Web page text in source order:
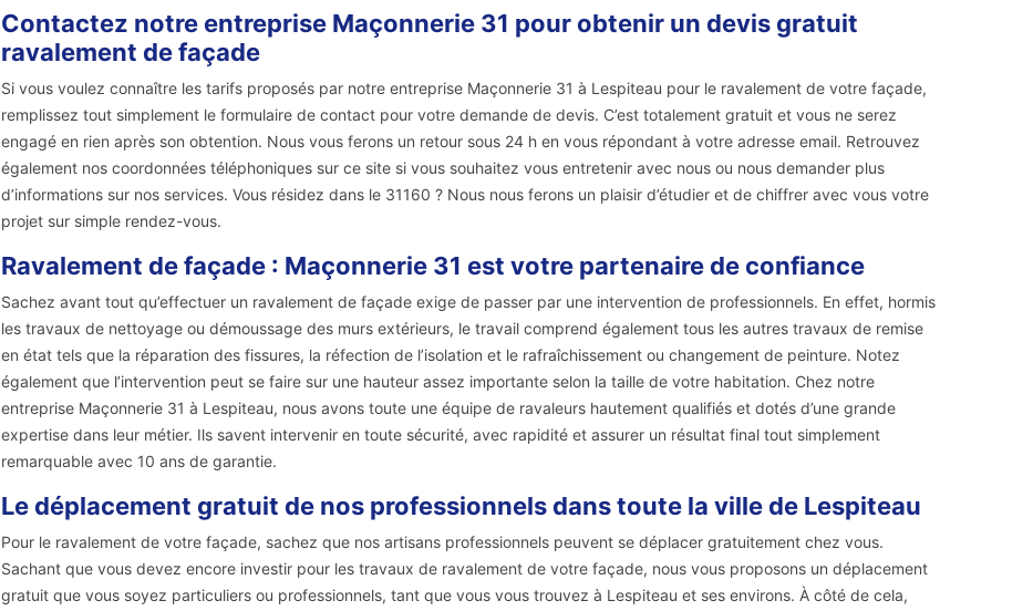
Contactez notre entreprise Maçonnerie 31 pour obtenir un devis gratuit
ravalement de façade
Si vous voulez connaître les tarifs proposés par notre entreprise Maçonnerie 31 à Lespiteau pour le ravalement de votre façade,
remplissez tout simplement le formulaire de contact pour votre demande de devis. C’est totalement gratuit et vous ne serez
engagé en rien après son obtention. Nous vous ferons un retour sous 24 h en vous répondant à votre adresse email. Retrouvez
également nos coordonnées téléphoniques sur ce site si vous souhaitez vous entretenir avec nous ou nous demander plus
d’informations sur nos services. Vous résidez dans le 31160 ? Nous nous ferons un plaisir d’étudier et de chiffrer avec vous votre
projet sur simple rendez-vous.
Ravalement de façade : Maçonnerie 31 est votre partenaire de confiance
Sachez avant tout qu’effectuer un ravalement de façade exige de passer par une intervention de professionnels. En effet, hormis
les travaux de nettoyage ou démoussage des murs extérieurs, le travail comprend également tous les autres travaux de remise
en état tels que la réparation des fissures, la réfection de l’isolation et le rafraîchissement ou changement de peinture. Notez
également que l’intervention peut se faire sur une hauteur assez importante selon la taille de votre habitation. Chez notre
entreprise Maçonnerie 31 à Lespiteau, nous avons toute une équipe de ravaleurs hautement qualifiés et dotés d’une grande
expertise dans leur métier. Ils savent intervenir en toute sécurité, avec rapidité et assurer un résultat final tout simplement
remarquable avec 10 ans de garantie.
Le déplacement gratuit de nos professionnels dans toute la ville de Lespiteau
Pour le ravalement de votre façade, sachez que nos artisans professionnels peuvent se déplacer gratuitement chez vous.
Sachant que vous devez encore investir pour les travaux de ravalement de votre façade, nous vous proposons un déplacement
gratuit que vous soyez particuliers ou professionnels, tant que vous vous trouvez à Lespiteau et ses environs. À côté de cela,